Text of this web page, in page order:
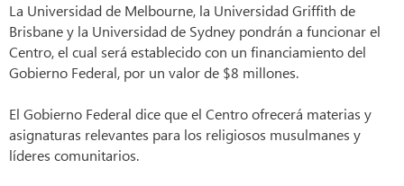
La Universidad de Melbourne, la Universidad Griffith de
Brisbane y la Universidad de Sydney pondrán a funcionar el
Centro, el cual será establecido con un financiamiento del
Gobierno Federal, por un valor de $8 millones.
El Gobierno Federal dice que el Centro ofrecerá materias y
asignaturas relevantes para los religiosos musulmanes y
líderes comunitarios.